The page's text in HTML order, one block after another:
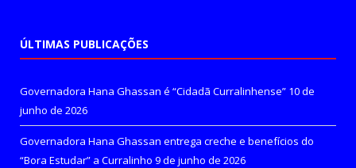
ÚLTIMAS PUBLICAÇÕES
Governadora Hana Ghassan é “Cidadã Curralinhense” 10 de
junho de 2026
Governadora Hana Ghassan entrega creche e benefícios do
“Bora Estudar” a Curralinho 9 de junho de 2026